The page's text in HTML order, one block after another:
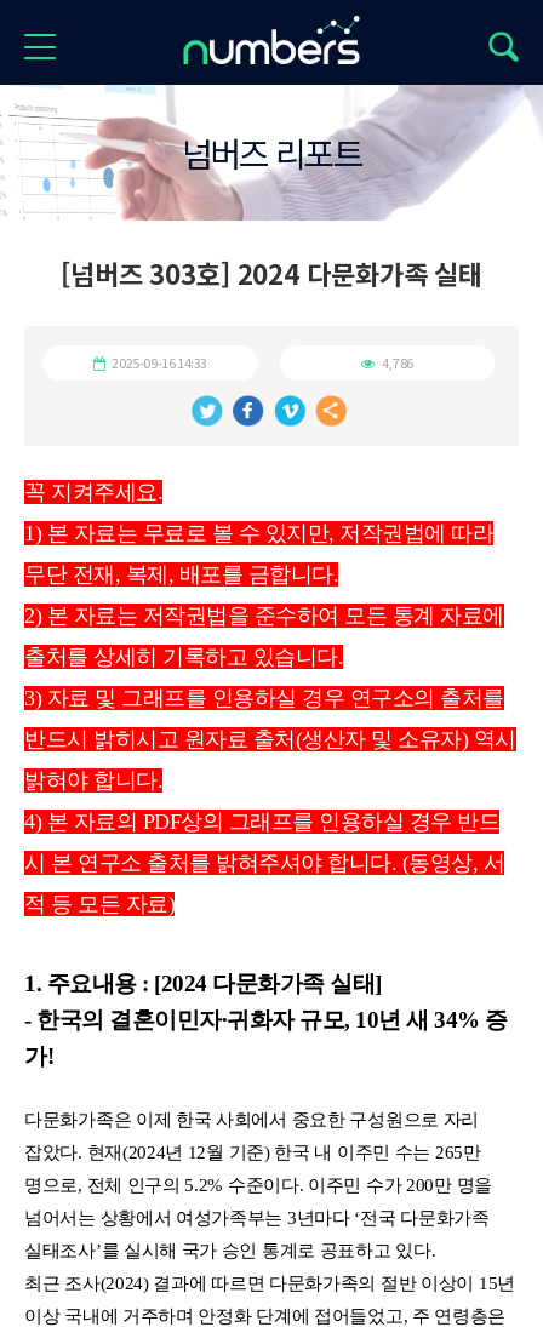
넘버즈 리포트
[넘버즈 303호] 2024 다문화가족 실태
2025-09-16 14:33 4,786
꼭 지켜주세요.
1) 본 자료는 무료로 볼 수 있지만, 저작권법에 따라
무단 전재, 복제, 배포를 금합니다.
2) 본 자료는 저작권법을 준수하여 모든 통계 자료에
출처를 상세히 기록하고 있습니다.
3) 자료 및 그래프를 인용하실 경우 연구소의 출처를
반드시 밝히시고 원자료 출처(생산자 및 소유자) 역시
밝혀야 합니다.
4) 본 자료의 PDF상의 그래프를 인용하실 경우 반드
시 본 연구소 출처를 밝혀주셔야 합니다. (동영상, 서
적 등 모든 자료)
1. 주요내용 : [2024 다문화가족 실태]
- 한국의 결혼이민자∙귀화자 규모, 10년 새 34% 증
가!
다문화가족은 이제 한국 사회에서 중요한 구성원으로 자리
잡았다. 현재(2024년 12월 기준) 한국 내 이주민 수는 265만
명으로, 전체 인구의 5.2% 수준이다. 이주민 수가 200만 명을
넘어서는 상황에서 여성가족부는 3년마다 ‘전국 다문화가족
실태조사’를 실시해 국가 승인 통계로 공표하고 있다.
최근 조사(2024) 결과에 따르면 다문화가족의 절반 이상이 15년
이상 국내에 거주하며 안정화 단계에 접어들었고, 주 연령층은